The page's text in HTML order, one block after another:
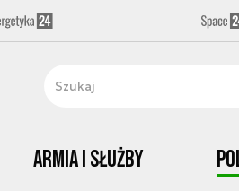
Armia i Służby